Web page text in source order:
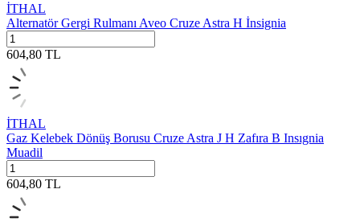
İTHAL
Alternatör Gergi Rulmanı Aveo Cruze Astra H İnsignia
604,80 TL
İTHAL
Gaz Kelebek Dönüş Borusu Cruze Astra J H Zafıra B Insıgnia
Muadil
604,80 TL